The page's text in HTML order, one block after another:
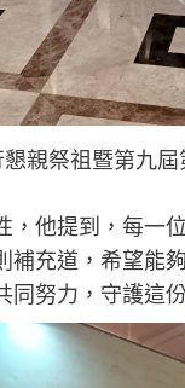
親祭祖暨第九屆
他提到，每一
充道，希望能
努力，守護這